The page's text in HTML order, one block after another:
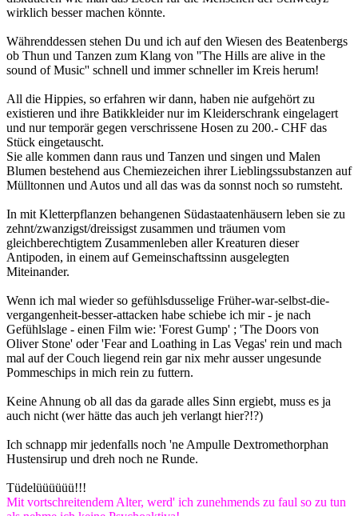
wirklich besser machen könnte.
Währenddessen stehen Du und ich auf den Wiesen des Beatenbergs
ob Thun und Tanzen zum Klang von ''The Hills are alive in the
sound of Music'' schnell und immer schneller im Kreis herum!
All die Hippies, so erfahren wir dann, haben nie aufgehört zu
existieren und ihre Batikkleider nur im Kleiderschrank eingelagert
und nur temporär gegen verschrissene Hosen zu 200.- CHF das
Stück eingetauscht.
Sie alle kommen dann raus und Tanzen und singen und Malen
Blumen bestehend aus Chemiezeichen ihrer Lieblingssubstanzen auf
Mülltonnen und Autos und all das was da sonnst noch so rumsteht.
In mit Kletterpflanzen behangenen Südastaatenhäusern leben sie zu
zehnt/zwanzigst/dreissigst zusammen und träumen vom
gleichberechtigtem Zusammenleben aller Kreaturen dieser
Antipoden, in einem auf Gemeinschaftssinn ausgelegten
Miteinander.
Wenn ich mal wieder so gefühlsdusselige Früher-war-selbst-die-
vergangenheit-besser-attacken habe schiebe ich mir - je nach
Gefühlslage - einen Film wie: 'Forest Gump' ; 'The Doors von
Oliver Stone' oder 'Fear and Loathing in Las Vegas' rein und mach
mal auf der Couch liegend rein gar nix mehr ausser ungesunde
Pommeschips in mich rein zu futtern.
Keine Ahnung ob all das da garade alles Sinn ergiebt, muss es ja
auch nicht (wer hätte das auch jeh verlangt hier?!?)
Ich schnapp mir jedenfalls noch 'ne Ampulle Dextromethorphan
Hustensirup und dreh noch ne Runde.
Tüdelüüüüüü!!!
Mit vortschreitendem Alter, werd' ich zunehmends zu faul so zu tun